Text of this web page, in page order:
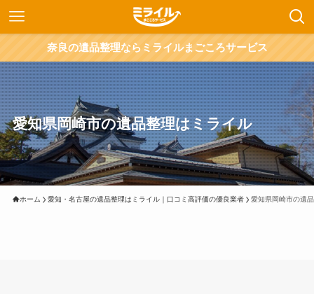
奈良の遺品整理ならミライルまごころサービス
愛知県岡崎市の遺品整理はミライル
ホーム 愛知・名古屋の遺品整理はミライル｜口コミ高評価の優良業者 愛知県岡崎市の遺